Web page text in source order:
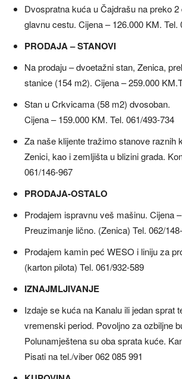
Dvospratna kuća u Čajdrašu na preko
glavnu cestu. Cijena – 126.000 KM. Tel.
PRODAJA – STANOVI
Na prodaju – dvoetažni stan, Zenica,
stanice (154 m2). Cijena – 259.000
Stan u Crkvicama (58 m2) dvosoban.
Cijena – 159.000 KM. Tel. 061/493-734
Za naše klijente tražimo stanove raznih
Zenici, kao i zemljišta u blizini grada.
061/146-967
PRODAJA-OSTALO
Prodajem ispravnu veš mašinu. Cijena
Preuzimanje lično. (Zenica) Tel. 062/
Prodajem kamin peć WESO i liniju za
(karton pilota) Tel. 061/932-589
IZNAJMLJIVANJE
Izdaje se kuća na Kanalu ili jedan sprat
vremenski period. Povoljno za ozbiljne
Polunamještena su oba sprata kuće.
Pisati na tel./viber 062 085 991